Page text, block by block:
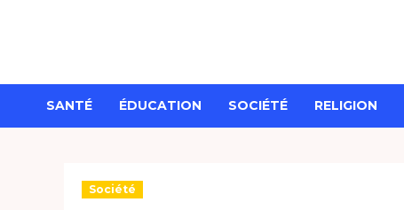
SANTÉ ÉDUCATION SOCIÉTÉ RELIGION
Société